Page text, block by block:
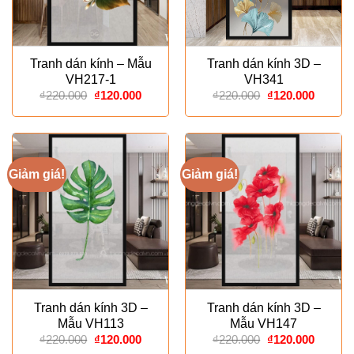
Tranh dán kính – Mẫu
VH217-1
₫220.000 Giá
là:
₫220.000.
₫120.000Giá
tại
là:
₫120.000.
Tranh dán kính 3D –
VH341
₫220.000 Giá
là:
₫220.000.
₫120.000Giá
tại
là:
Giảm giá!
Tranh dán kính 3D –
Mẫu VH113
₫220.000 Giá
₫120.000Giá
Giảm giá!
Tranh dán kính 3D –
Mẫu VH147
₫220.000 Giá
₫120.000Giá